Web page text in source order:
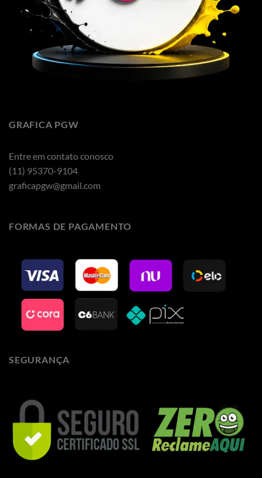
GRAFICA PGW
Entre em contato conosco
(11) 95370-9104
graficapgw@gmail.com
FORMAS DE PAGAMENTO
SEGURANÇA